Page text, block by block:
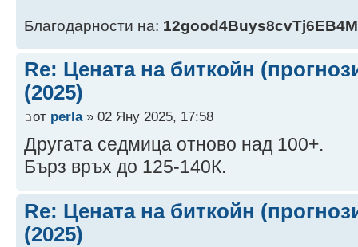
Благодарности на:
Re: Цената на биткойн
(2025)
от perla» 02 Яну 2025, 17:58
Другата седмица отново над 100+.
Бърз връх до 125-140К.
Re: Цената на биткойн
(2025)